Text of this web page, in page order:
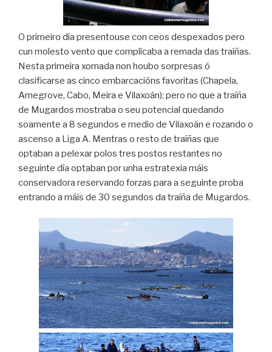
O primeiro día presentouse con ceos despexados pero
cun molesto vento que complicaba a remada das traíñas.
Nesta primeira xornada non houbo sorpresas ó
clasificarse as cinco embarcacións favoritas (Chapela,
Amegrove, Cabo, Meira e Vilaxoán); pero no que a traíña
de Mugardos mostraba o seu potencial quedando
soamente a 8 segundos e medio de Vilaxoán e rozando o
ascenso a Liga A. Mentras o resto de traíñas que
optaban a pelexar polos tres postos restantes no
seguinte día optaban por unha estratexia máis
conservadora reservando forzas para a seguinte proba
entrando a máis de 30 segundos da traíña de Mugardos.